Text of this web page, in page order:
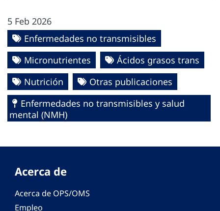
5 Feb 2026
Enfermedades no transmisibles
Micronutrientes
Ácidos grasos trans
Nutrición
Otras publicaciones
Enfermedades no transmisibles y salud
mental (NMH)
Acerca de
Acerca de OPS/OMS
Empleo